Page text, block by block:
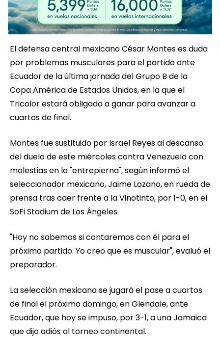
El defensa central mexicano César Montes es duda
por problemas musculares para el partido ante
Ecuador de la última jornada del Grupo B de la
Copa América de Estados Unidos, en la que el
Tricolor estará obligado a ganar para avanzar a
cuartos de final.
Montes fue sustituido por Israel Reyes al descanso
del duelo de este miércoles contra Venezuela con
molestias en la "entrepierna", según informó el
seleccionador mexicano, Jaime Lozano, en rueda de
prensa tras caer frente a la Vinotinto, por 1-0, en el
SoFi Stadium de Los Ángeles.
"Hoy no sabemos si contaremos con él para el
próximo partido. Yo creo que es muscular", evaluó el
preparador.
La selección mexicana se jugará el pase a cuartos
de final el próximo domingo, en Glendale, ante
Ecuador, que hoy se impuso, por 3-1, a una Jamaica
que dijo adiós al torneo continental.